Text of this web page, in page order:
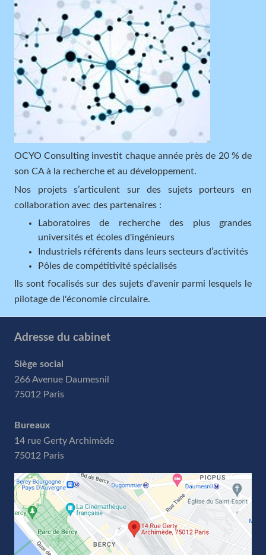
OCYO Consulting investit chaque année près de 20 % de
son CA à la recherche et au développement.
Nos projets s’articulent sur des sujets porteurs en
collaboration avec des partenaires :
Laboratoires de recherche des plus grandes
universités et écoles d'ingénieurs
Industriels référents dans leurs secteurs d’activités
Pôles de compétitivité spécialisés
Ils sont focalisés sur des sujets d'avenir parmi lesquels le
pilotage de l'économie circulaire.
Adresse du cabinet
Siège social
266 Avenue Daumesnil
75012 Paris
Bureaux
14 rue Gerty Archimède
75012 Paris